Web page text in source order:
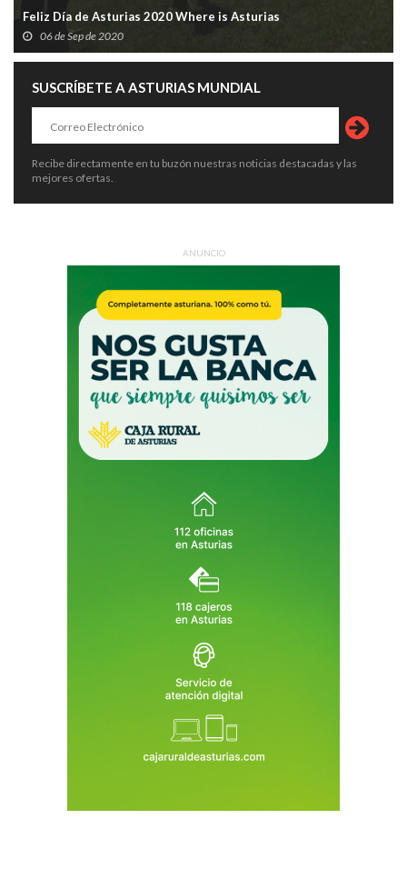
Feliz Día de Asturias 2020 Where is Asturias
06 de Sep de 2020
SUSCRÍBETE A ASTURIAS MUNDIAL
Recibe directamente en tu buzón nuestras noticias destacadas y las
mejores ofertas.
ANUNCIO